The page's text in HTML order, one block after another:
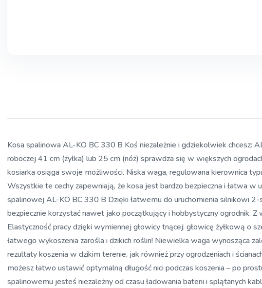
Kosa spalinowa AL-KO BC 330 B Koś niezależnie i gdziekolwiek chcesz:
roboczej 41 cm (żyłka) lub 25 cm (nóż) sprawdza się w większych
kosiarka osiąga swoje możliwości. Niska waga, regulowana kierownica
Wszystkie te cechy zapewniają, że kosa jest bardzo bezpieczna i łatwa
spalinowej AL-KO BC 330 B Dzięki łatwemu do uruchomienia silnikowi
bezpiecznie korzystać nawet jako początkujący i hobbystyczny ogrodnik.
Elastyczność pracy dzięki wymiennej głowicy tnącej: głowicę żyłkową o
łatwego wykoszenia zarośla i dzikich roślin! Niewielka waga wynosząca
rezultaty koszenia w dzikim terenie, jak również przy ogrodzeniach i
możesz łatwo ustawić optymalną długość nici podczas koszenia – po
spalinowemu jesteś niezależny od czasu ładowania baterii i splątanych